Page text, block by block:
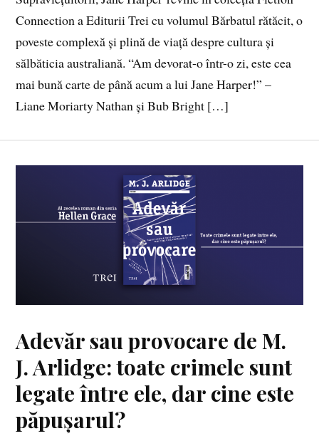
Connection a Editurii Trei cu volumul Bărbatul rătăcit, o
poveste complexă și plină de viață despre cultura și
sălbăticia australiană. “Am devorat-o într-o zi, este cea
mai bună carte de până acum a lui Jane Harper!” –
Liane Moriarty Nathan și Bub Bright […]
Adevăr sau provocare de M.
J. Arlidge: toate crimele sunt
legate între ele, dar cine este
păpușarul?